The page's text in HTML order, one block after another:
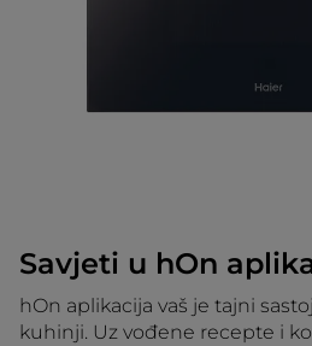
Savjeti u hOn
hOn aplikacija vaš je tajni
kuhinji. Uz vođene recepte i